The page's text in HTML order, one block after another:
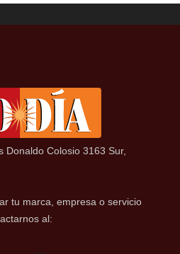
Donaldo Colosio 3163 Sur,
tu marca, empresa o servicio
al: